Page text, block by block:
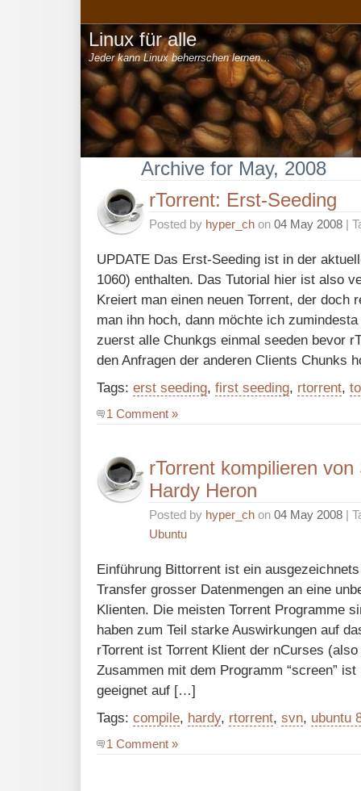
Linux für alle
Jeder kann Linux beherrschen lernen…
Archive for May, 2008
rTorrent: Erst-Seeding
Posted by hyper_ch on 04 May 2008 |
UPDATE Das Erst-Seeding ist in der
1060) enthalten. Das Tutorial hier ist also
Kreiert man einen neuen Torrent, der doch
man ihn hoch, dann möchte ich
zuerst alle Chunkgs einmal seeden bevor
den Anfragen der anderen Clients Chunks
Tags: erst seeding, first seeding, rtorrent,
1 Comment »
rTorrent kompilieren
Hardy Heron
Posted by hyper_ch on 04 May 2008 |
Ubuntu
Einführung Bittorrent ist ein
Transfer grosser Datenmengen an eine
Klienten. Die meisten Torrent Programme
haben zum Teil starke Auswirkungen auf
rTorrent ist Torrent Klient der nCurses
Zusammen mit dem Programm “screen”
geeignet auf […]
Tags: compile, hardy, rtorrent, svn, ubuntu
1 Comment »